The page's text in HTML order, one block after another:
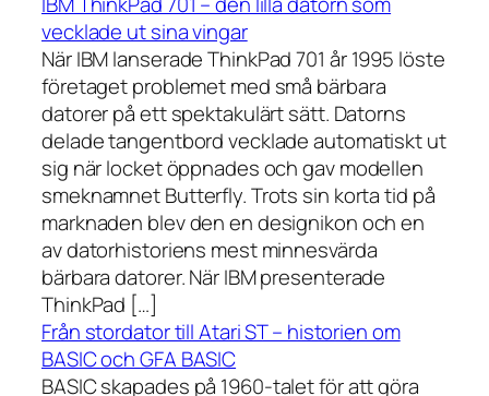
vecklade ut sina vingar
När IBM lanserade ThinkPad 701 år 1995 löste
företaget problemet med små bärbara
datorer på ett spektakulärt sätt. Datorns
delade tangentbord vecklade automatiskt ut
sig när locket öppnades och gav modellen
smeknamnet Butterfly. Trots sin korta tid på
marknaden blev den en designikon och en
av datorhistoriens mest minnesvärda
bärbara datorer. När IBM presenterade
ThinkPad […]
Från stordator till Atari ST – historien om
BASIC och GFA BASIC
BASIC skapades på 1960-talet för att göra